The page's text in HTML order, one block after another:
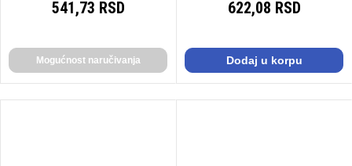
541,73 RSD
Mogućnost naručivanja
622,08 RSD
Dodaj u korpu